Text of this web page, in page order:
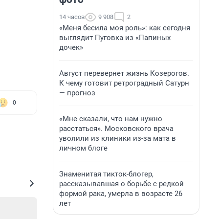
0
14 часов 9 908 2
«Меня бесила моя роль»: как сегодня
выглядит Пуговка из «Папиных
дочек»
Август перевернет жизнь Козерогов.
К чему готовит ретроградный Сатурн
— прогноз
«Мне сказали, что нам нужно
расстаться». Московского врача
уволили из клиники из-за мата в
личном блоге
Знаменитая тикток-блогер,
рассказывавшая о борьбе с редкой
формой рака, умерла в возрасте 26
лет